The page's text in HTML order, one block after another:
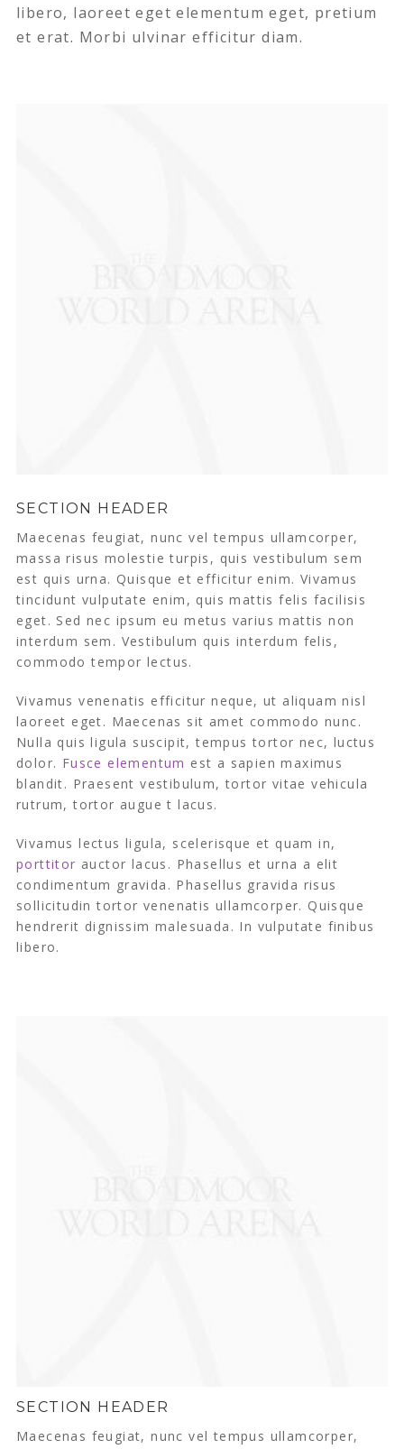
libero, laoreet eget elementum eget, pretium
et erat. Morbi ulvinar efficitur diam.
SECTION HEADER
Maecenas feugiat, nunc vel tempus ullamcorper,
massa risus molestie turpis, quis vestibulum sem
est quis urna. Quisque et efficitur enim. Vivamus
tincidunt vulputate enim, quis mattis felis facilisis
eget. Sed nec ipsum eu metus varius mattis non
interdum sem. Vestibulum quis interdum felis,
commodo tempor lectus.
Vivamus venenatis efficitur neque, ut aliquam nisl
laoreet eget. Maecenas sit amet commodo nunc.
Nulla quis ligula suscipit, tempus tortor nec, luctus
dolor. Fusce elementum est a sapien maximus
blandit. Praesent vestibulum, tortor vitae vehicula
rutrum, tortor augue t lacus.
Vivamus lectus ligula, scelerisque et quam in,
porttitor auctor lacus. Phasellus et urna a elit
condimentum gravida. Phasellus gravida risus
sollicitudin tortor venenatis ullamcorper. Quisque
hendrerit dignissim malesuada. In vulputate finibus
libero.
SECTION HEADER
Maecenas feugiat, nunc vel tempus ullamcorper,